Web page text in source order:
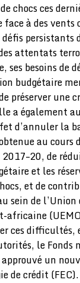
chocs ces
à des vents
persistants
attentats
ses besoins de
budgétaire
préserver une
a également
d’annuler la
au cours
2017–20, de
et les
et de
sein de l’Union
africaine
ces difficultés,
le Fonds
un
de crédit (FEC).